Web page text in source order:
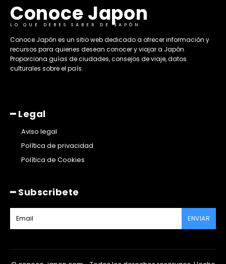
Conoce Japon
LO QUE DEBES SABER DE JAPÓN
​Conoce Japón es un sitio web dedicado a ofrecer información y
recursos para quienes desean conocer y viajar a Japón.
Proporciona guías de ciudades, consejos de viaje, datos
culturales sobre el país. ​
━ Legal
Aviso legal
Política de privacidad
Política de Cookies
━ Subscribete
ENVIAR